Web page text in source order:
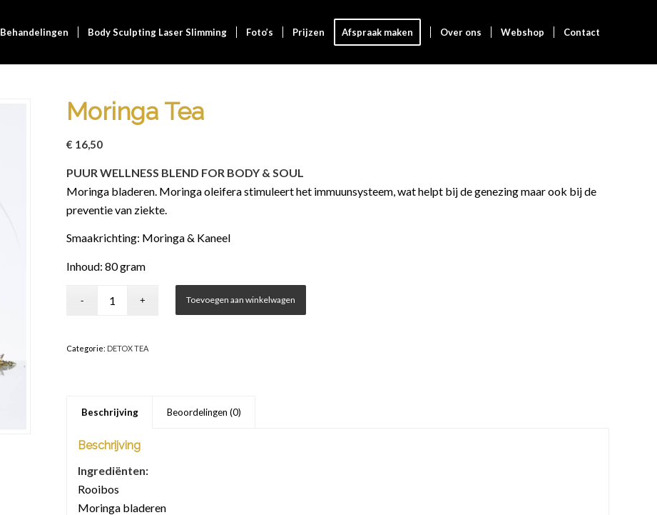
Behandelingen Body Sculpting Laser Slimming Foto’s Prijzen Afspraak maken Over ons Webshop Contact
Moringa Tea
€ 16,50
PUUR WELLNESS BLEND FOR BODY & SOUL
Moringa bladeren. Moringa oleifera stimuleert het immuunsysteem, wat helpt bij de genezing maar ook bij de
preventie van ziekte.
Smaakrichting: Moringa & Kaneel
Inhoud: 80 gram
Toevoegen aan winkelwagen
Categorie: DETOX TEA
Beschrijving Beoordelingen (0)
Beschrijving
Ingrediënten:
Rooibos
Moringa bladeren